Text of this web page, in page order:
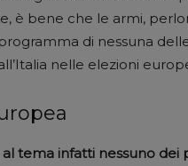
è bene che le armi,
di nessuna
nelle elezioni
al tema infatti nessuno